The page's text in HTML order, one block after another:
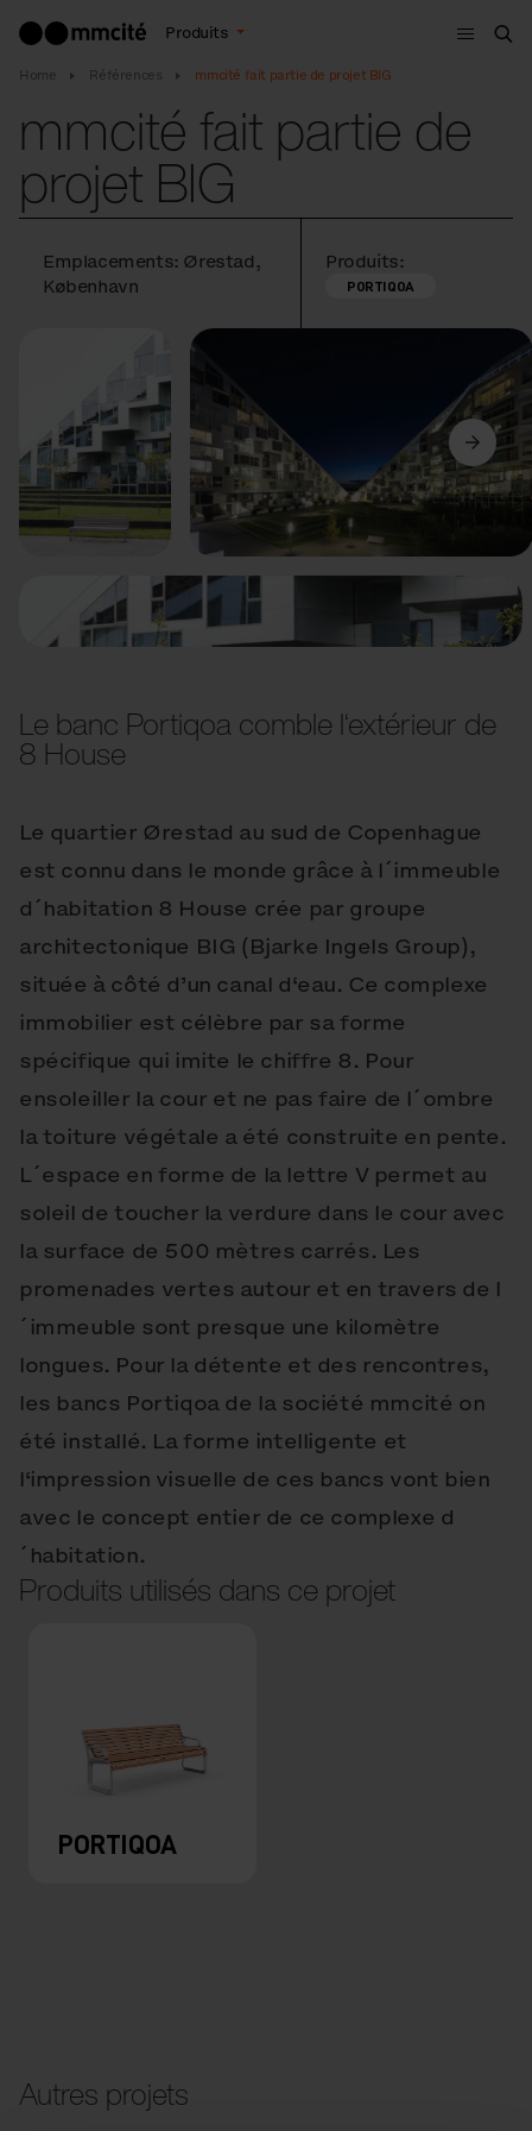
Produits
Menu
Home Références mmcité fait partie de projet BIG
mmcité fait partie de
projet BIG
Emplacements: Ørestad,
København
Produits:
PORTIQOA
Précédent Suivant
Le banc Portiqoa comble l‘extérieur de
8 House
Le quartier Ørestad au sud de Copenhague
est connu dans le monde grâce à l´immeuble
d´habitation 8 House crée par groupe
architectonique BIG (Bjarke Ingels Group),
située à côté d’un canal d‘eau. Ce complexe
immobilier est célèbre par sa forme
spécifique qui imite le chiffre 8. Pour
ensoleiller la cour et ne pas faire de l´ombre
la toiture végétale a été construite en pente.
L´espace en forme de la lettre V permet au
soleil de toucher la verdure dans le cour avec
la surface de 500 mètres carrés. Les
promenades vertes autour et en travers de l
´immeuble sont presque une kilomètre
longues. Pour la détente et des rencontres,
les bancs Portiqoa de la société mmcité on
été installé. La forme intelligente et
l‘impression visuelle de ces bancs vont bien
avec le concept entier de ce complexe d
´habitation.
Produits utilisés dans ce projet
PORTIQOA
Autres projets